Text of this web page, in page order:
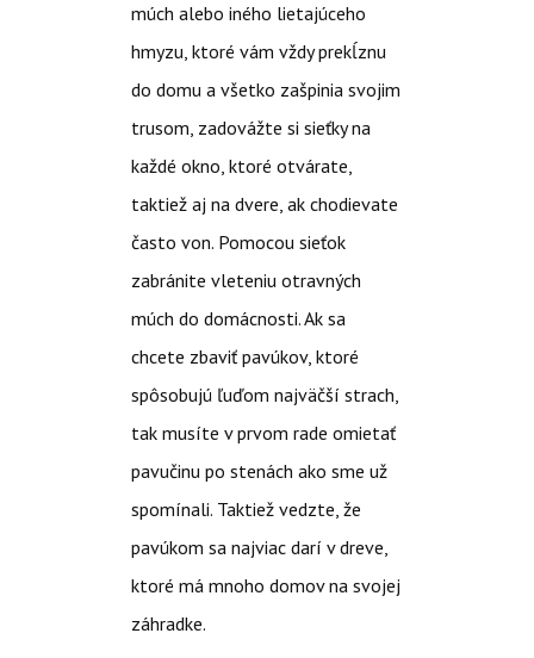
múch alebo iného lietajúceho
hmyzu, ktoré vám vždy prekĺznu
do domu a všetko zašpinia svojim
trusom, zadovážte si sieťky na
každé okno, ktoré otvárate,
taktiež aj na dvere, ak chodievate
často von. Pomocou sieťok
zabránite vleteniu otravných
múch do domácnosti. Ak sa
chcete zbaviť pavúkov, ktoré
spôsobujú ľuďom najväčší strach,
tak musíte v prvom rade omietať
pavučinu po stenách ako sme už
spomínali. Taktiež vedzte, že
pavúkom sa najviac darí v dreve,
ktoré má mnoho domov na svojej
záhradke.